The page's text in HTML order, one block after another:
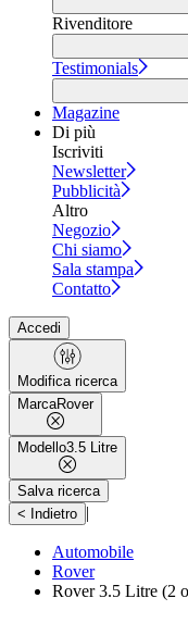
Rivenditore
Testimonials
Magazine
Di più
Iscriviti
Newsletter
Pubblicità
Altro
Negozio
Chi siamo
Sala stampa
Contatto
Accedi
Modifica ricerca
MarcaRover
Modello3.5 Litre
Salva ricerca
< Indietro |
Automobile
Rover
Rover 3.5 Litre (2